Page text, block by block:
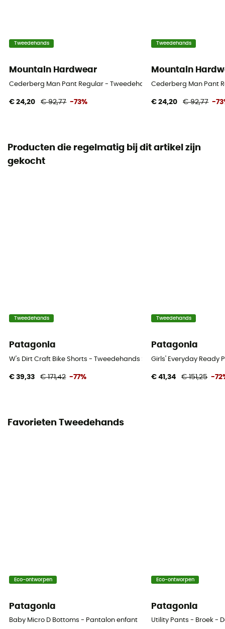
Tweedehands
Mountain Hardwear
Cederberg Man Pant Regular - Tweedehands Broek - Heren -
€ 24,20 € 92,77 -73%
Tweedehands
Mountain
Cederberg Man Pant
€ 24,20 € 92,77 -
Producten die regelmatig bij dit artikel zijn
gekocht
Tweedehands
Patagonia
W's Dirt Craft Bike Shorts - Tweedehands Short - Dames - Purper -
€ 39,33 € 171,42 -77%
Tweedehands
Patagonia
Girls' Everyday Ready
€ 41,34 € 151,25 -
Favorieten Tweedehands
Eco-ontworpen
Patagonia
Baby Micro D Bottoms - Pantalon enfant
Eco-ontworpen
Patagonia
Utility Pants - Broek -